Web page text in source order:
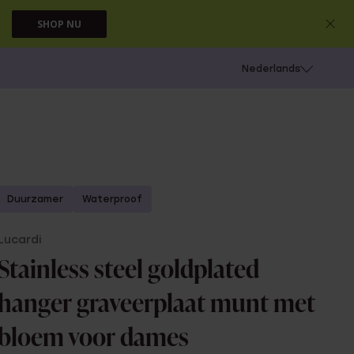
SHOP NU
Nederlands
Duurzamer Waterproof
steel goldplated
graveerplaat munt met
voor dames